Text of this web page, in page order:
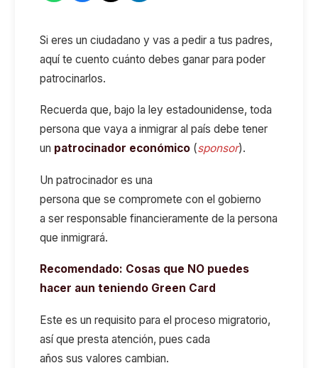
Si eres un ciudadano y vas a pedir a tus padres,
aquí te cuento cuánto debes ganar para poder
patrocinarlos.
Recuerda que, bajo la ley estadounidense, toda
persona que vaya a inmigrar al país debe tener
un patrocinador económico (sponsor).
Un patrocinador es una
persona que se compromete con el gobierno
a ser responsable financieramente de la persona
que inmigrará.
Recomendado: Cosas que NO puedes
hacer aun teniendo Green Card
Este es un requisito para el proceso migratorio,
así que presta atención, pues cada
años sus valores cambian.